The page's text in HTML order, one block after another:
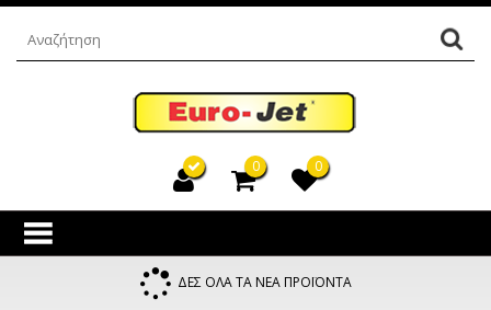
0 0
ΔΕΣ ΟΛΑ ΤΑ ΝΕΑ ΠΡΟΪΟΝΤΑ